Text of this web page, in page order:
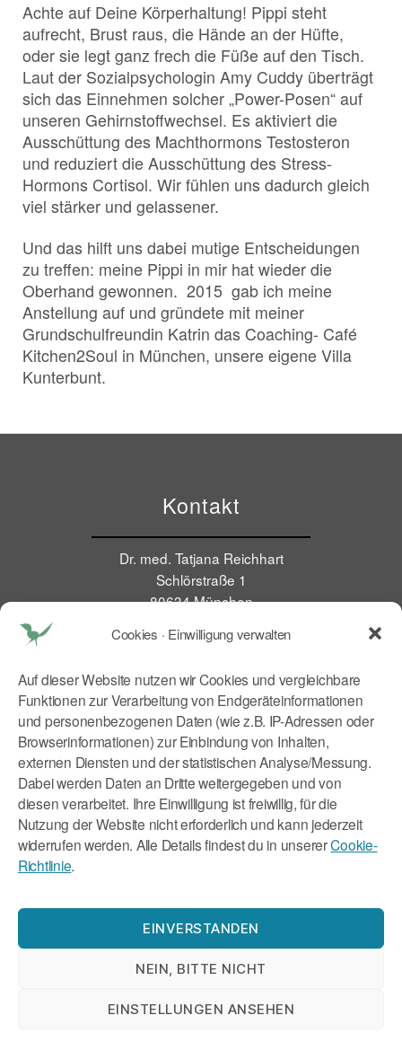
Cookies · Einwilligung verwalten
Auf dieser Website nutzen wir Cookies und vergleichbare
Funktionen zur Verarbeitung von Endgeräteinformationen
und personenbezogenen Daten (wie z.B. IP-Adressen oder
Browserinformationen) zur Einbindung von Inhalten,
externen Diensten und der statistischen Analyse/Messung.
Dabei werden Daten an Dritte weitergegeben und von
diesen verarbeitet. Ihre Einwilligung ist freiwillig, für die
Nutzung der Website nicht erforderlich und kann jederzeit
widerrufen werden. Alle Details findest du in unsererCookie-
Richtlinie.
EINVERSTANDEN
NEIN, BITTE NICHT
EINSTELLUNGEN ANSEHEN
Achte auf Deine Körperhaltung! Pippi steht
aufrecht, Brust raus, die Hände an der Hüfte,
oder sie legt ganz frech die Füße auf den Tisch.
Laut der Sozialpsychologin Amy Cuddy überträgt
sich das Einnehmen solcher „Power-Posen“ auf
unseren Gehirnstoffwechsel. Es aktiviert die
Ausschüttung des Machthormons Testosteron
und reduziert die Ausschüttung des Stress-
Hormons Cortisol. Wir fühlen uns dadurch gleich
viel stärker und gelassener.
Und das hilft uns dabei mutige Entscheidungen
zu treffen: meine Pippi in mir hat wieder die
Oberhand gewonnen. 2015 gab ich meine
Anstellung auf und gründete mit meiner
Grundschulfreundin Katrin das Coaching- Café
Kitchen2Soul in München, unsere eigene Villa
Kunterbunt.
Kontakt
Dr. med. Tatjana Reichhart
Schlörstraße 1
80634 München
Mobil: +49 179 9046773
Rechtliches
Impressum
Datenschutzerklärung
Cookie-Richtlinie (EU)